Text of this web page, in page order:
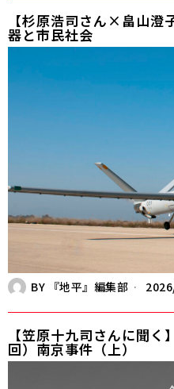
【杉原浩司さん×畠山澄
器と市民社会
BY 『地平』編集部
【笠原十九司さんに聞
回）南京事件（上）